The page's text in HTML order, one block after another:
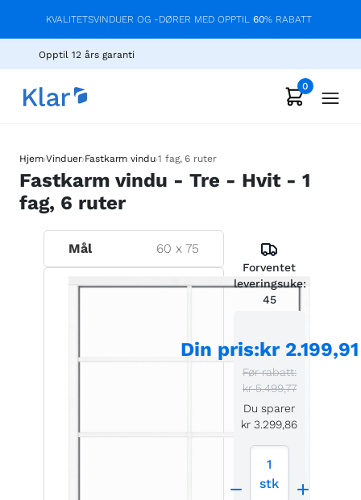
KVALITETSVINDUER OG -DØRER MED OPPTIL 60% RABATT
Opptil 12 års garanti
0
Hjem›Vinduer›Fastkarm vindu›1 fag, 6 ruter
Fastkarm vindu - Tre - Hvit - 1
fag, 6 ruter
Mål 60 x75
Forventet
leveringsuke:
45
Din pris:kr 2.199,91
Før rabatt:
kr 5.499,77
Du sparer
kr 3.299,86
1
stk